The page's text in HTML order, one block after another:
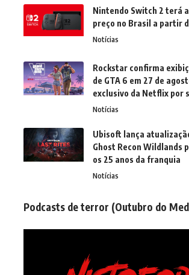
Nintendo Switch 2 terá
preço no Brasil a partir
Notícias
Rockstar confirma
de GTA 6 em 27 de
exclusivo da Netflix por
Notícias
Ubisoft lança
Ghost Recon Wildlands
os 25 anos da franquia
Notícias
Podcasts de terror (Outubro do